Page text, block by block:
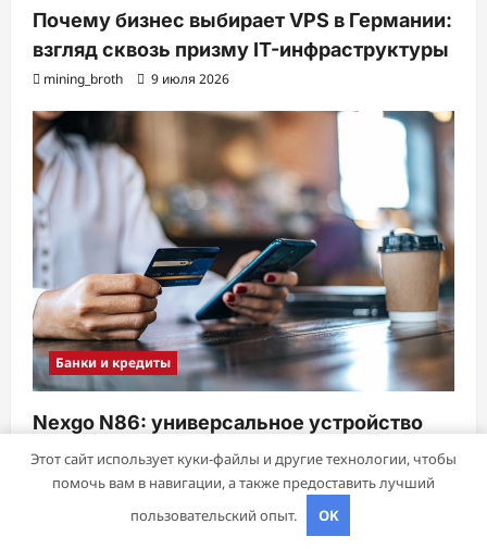
Почему бизнес выбирает VPS в Германии:
взгляд сквозь призму IT-инфраструктуры
mining_broth 9 июля 2026
Банки и кредиты
Nexgo N86: универсальное устройство
для приема платежей
mining_broth 8 июля 2026
Этот сайт использует куки-файлы и другие технологии, чтобы
помочь вам в навигации, а также предоставить лучший
пользовательский опыт.
OK